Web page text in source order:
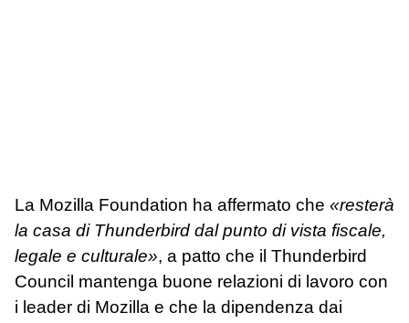
La Mozilla Foundation ha affermato che «resterà
la casa di Thunderbird dal punto di vista fiscale,
legale e culturale», a patto che il Thunderbird
Council mantenga buone relazioni di lavoro con
i leader di Mozilla e che la dipendenza dai